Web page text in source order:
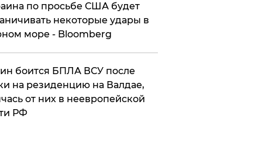
по просьбе США будет
некоторые удары в
море - Bloomberg
боится БПЛА ВСУ после
на резиденцию на Валдае,
от них в неевропейской
РФ